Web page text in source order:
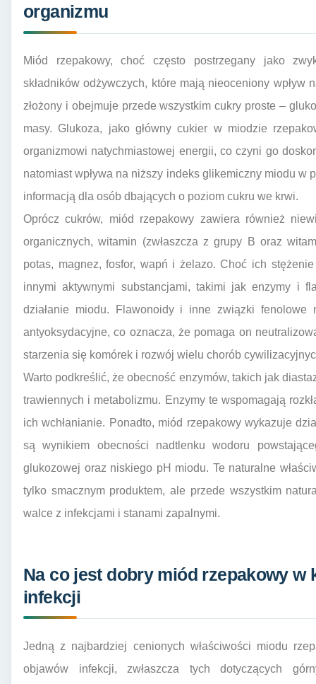
organizmu
Miód rzepakowy, choć często postrzegany jako
składników odżywczych, które mają nieoceniony wpływ
złożony i obejmuje przede wszystkim cukry proste –
masy. Glukoza, jako główny cukier w miodzie
organizmowi natychmiastowej energii, co czyni go
natomiast wpływa na niższy indeks glikemiczny miodu w
informacją dla osób dbających o poziom cukru we krwi.
Oprócz cukrów, miód rzepakowy zawiera również
organicznych, witamin (zwłaszcza z grupy B oraz
potas, magnez, fosfor, wapń i żelazo. Choć ich
innymi aktywnymi substancjami, takimi jak enzymy i
działanie miodu. Flawonoidy i inne związki fenolowe
antyoksydacyjne, co oznacza, że pomaga on
starzenia się komórek i rozwój wielu chorób
Warto podkreślić, że obecność enzymów, takich jak
trawiennych i metabolizmu. Enzymy te wspomagają
ich wchłanianie. Ponadto, miód rzepakowy wykazuje
są wynikiem obecności nadtlenku wodoru
glukozowej oraz niskiego pH miodu. Te naturalne
tylko smacznym produktem, ale przede wszystkim
walce z infekcjami i stanami zapalnymi.
Na co jest dobry miód rzepakowy w
infekcji
Jedną z najbardziej cenionych właściwości miodu
objawów infekcji, zwłaszcza tych dotyczących